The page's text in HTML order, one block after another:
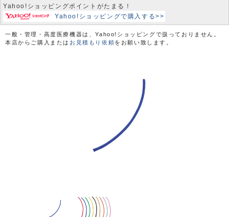
Yahoo!ショッピングポイントがたまる！
Yahoo!ショッピングで購入する>>
一般・管理・高度医療機器は、Yahoo!ショッピングで扱っておりません。
本店からご購入または お見積もり依頼をお願い致します。